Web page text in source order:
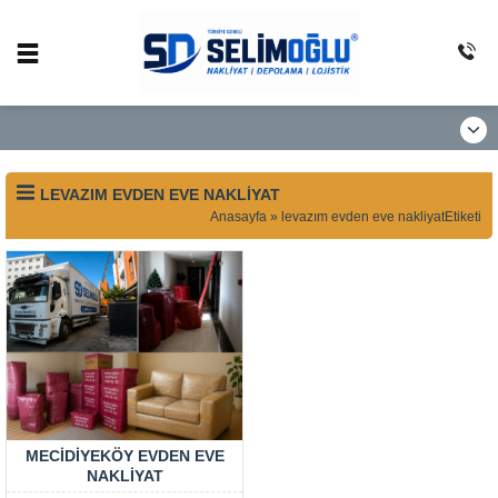
LEVAZIM EVDEN EVE NAKLIYAT
Anasayfa » levazım evden eve nakliyatEtiketi
MECIDIYEKÖY EVDEN EVE
NAKLIYAT